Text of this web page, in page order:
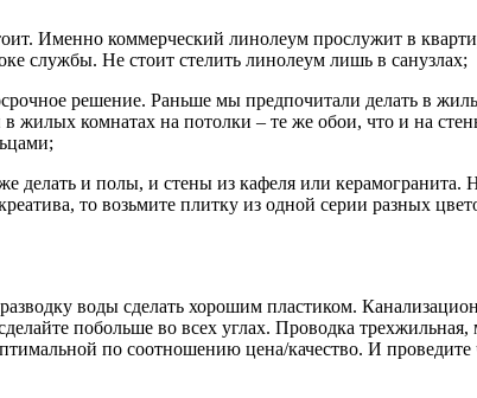
Именно коммерческий линолеум прослужит в
службы. Не стоит стелить линолеум лишь в санузлах;
решение. Раньше мы предпочитали делать в
комнатах на потолки – те же обои, что и на
делать и полы, и стены из кафеля или керамогранита.
то возьмите плитку из одной серии разных
воды сделать хорошим пластиком.
сделайте побольше во всех углах. Проводка
по соотношению цена/качество. И проведите